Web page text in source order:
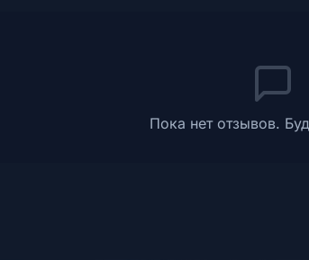
Пока нет отзывов.